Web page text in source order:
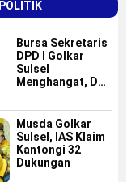
POLITIK
Bursa Sekretaris
DPD I Golkar
Sulsel
Menghangat, Dua
Masuk Radar Tim
Formatur IAS
Musda Golkar
Sulsel, IAS Klaim
Kantongi 32
Dukungan